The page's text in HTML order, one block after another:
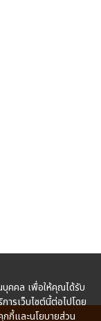
บุคคล เพื่อให้คุณได้รับ
ารเว็บไซต์นี้ต่อไปโดย
กี้และนโยบายส่วน